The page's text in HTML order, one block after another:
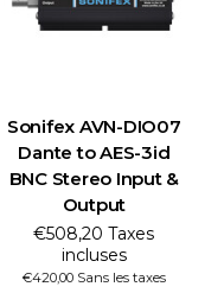
Sonifex AVN-DIO07
Dante to AES-3id
BNC Stereo Input &
Output
€508,20 Taxes
incluses
€420,00 Sans les taxes